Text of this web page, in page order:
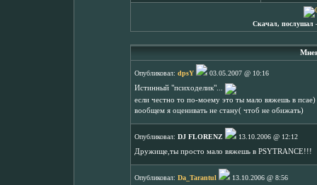
Скачал, послушал
Опубликовал: dpsY
03.05.2007 @ 10:16
Истинный "психоделик"...
если честно то по-моему это ты мало вяжешь в
вообщем я оценивать не стану( чтоб не обижать)
Опубликовал: DJ FLORENZ
13.10.2006 @ 12:12
Дружище,ты просто мало вяжешь в PSYTRANCE!!!
Опубликовал: Da_Tarantul
13.10.2006 @ 8:56